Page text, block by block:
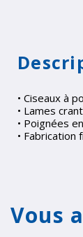
• Ciseaux à
• Lames
• Poignées
• Fabrication
Vous